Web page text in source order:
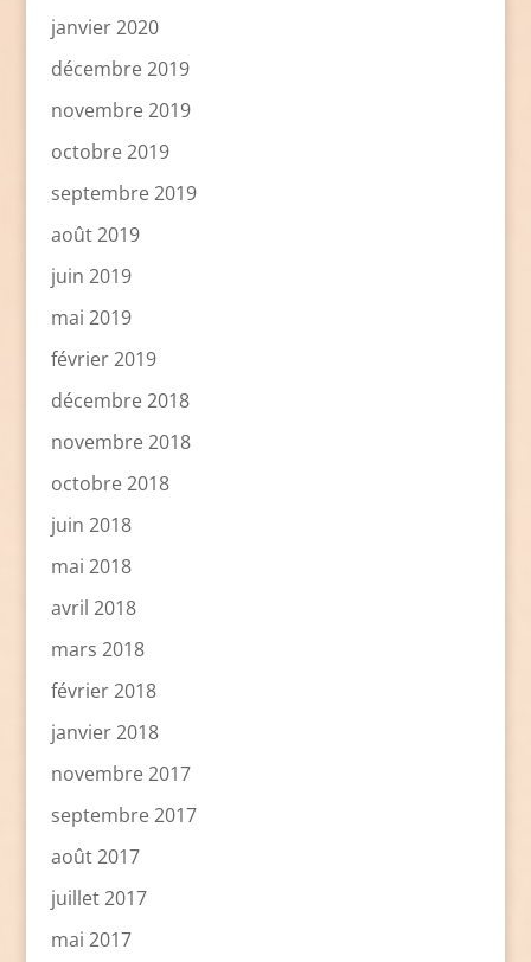
janvier 2020
décembre 2019
novembre 2019
octobre 2019
septembre 2019
août 2019
juin 2019
mai 2019
février 2019
décembre 2018
novembre 2018
octobre 2018
juin 2018
mai 2018
avril 2018
mars 2018
février 2018
janvier 2018
novembre 2017
septembre 2017
août 2017
juillet 2017
mai 2017